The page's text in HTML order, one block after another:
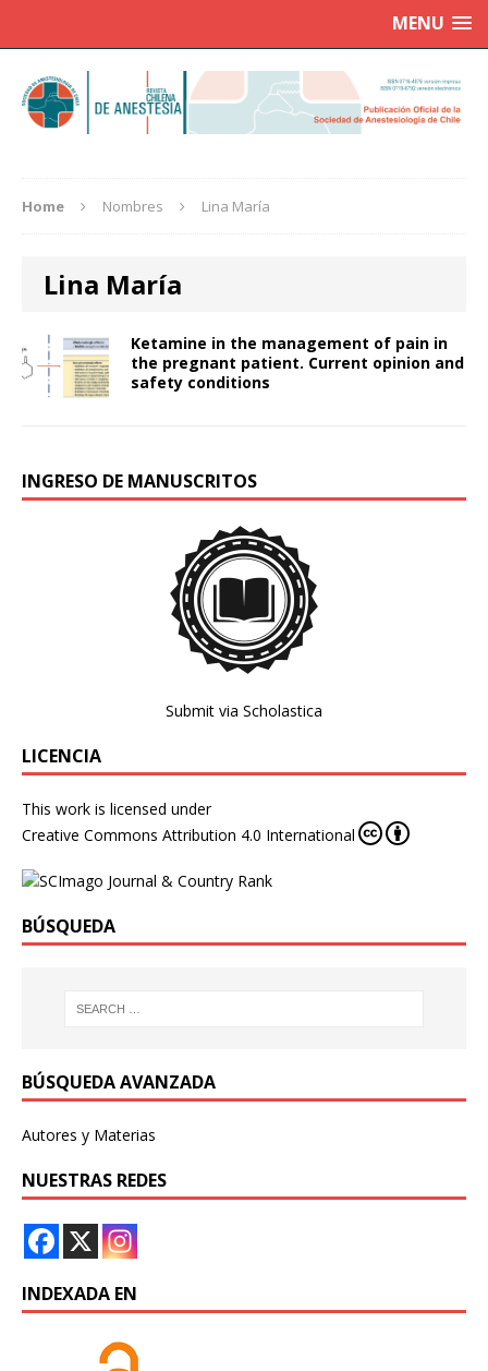
MENU
Home Nombres Lina María
Lina María
Ketamine in the management of pain in
the pregnant patient. Current opinion and
safety conditions
INGRESO DE MANUSCRITOS
Submit via Scholastica
LICENCIA
This work is licensed under
Creative Commons Attribution 4.0 International
BÚSQUEDA
BÚSQUEDA AVANZADA
Autores y Materias
NUESTRAS REDES
INDEXADA EN